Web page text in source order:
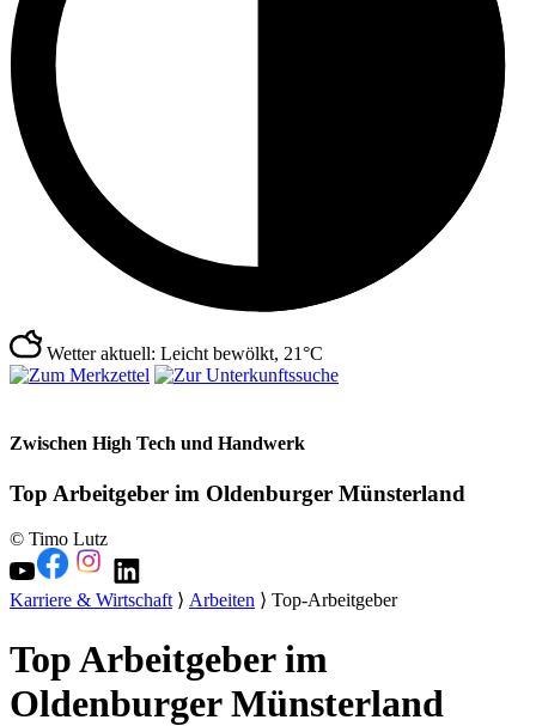
Wetter aktuell: Leicht bewölkt, 21°C
Zwischen High Tech und Handwerk
Top Arbeitgeber im Oldenburger Münsterland
© Timo Lutz
Karriere & Wirtschaft⟩ Arbeiten ⟩ Top-Arbeitgeber
Top Arbeitgeber im
Oldenburger Münsterland